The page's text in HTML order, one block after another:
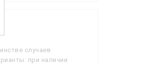
случаев
при наличии